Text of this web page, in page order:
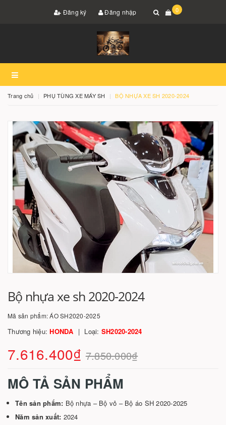
Đăng ký Đăng nhập 0
Trang chủ PHỤ TÙNG XE MÁY SH BỘ NHỰA XE SH 2020-2024
Bộ nhựa xe sh 2020-2024
Mã sản phẩm:ÁO SH2020-2025
Thương hiệu:HONDA Loại: SH2020-2024
7.616.400₫ 7.850.000₫
MÔ TẢ SẢN PHẨM
Tên sản phẩm: Bộ nhựa – Bộ vỏ – Bộ áo SH 2020-2025
Năm sản xuất: 2024